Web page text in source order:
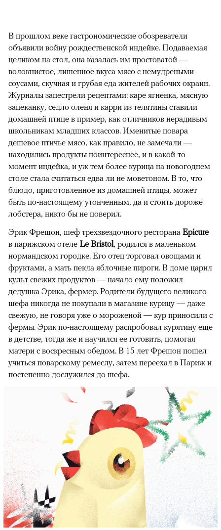
В прошлом веке гастрономические обозреватели
объявили войну рождественской индейке. Подаваемая
целиком на стол, она казалась им простоватой —
волокнистое, лишенное вкуса мясо с немудреными
соусами, скучная и грубая еда жителей рабочих окраин.
Журналы запестрели рецептами: каре ягненка, мясную
запеканку, седло оленя и карри из телятины ставили
домашней птице в пример, как отличников нерадивым
школьникам младших классов. Именитые повара
дешевое птичье мясо, как правило, не замечали —
находились продукты поинтереснее, и в какой-то
момент индейка, и уж тем более курица на новогоднем
столе стала считаться едва ли не моветоном. В то, что
блюдо, приготовленное из домашней птицы, может
быть по-настоящему утонченным, да и стоить дороже
лобстера, никто бы не поверил.
Эрик Фрешон, шеф трехзвездочного ресторана Epicure
в парижском отеле Le Bristol, родился в маленьком
нормандском городке. Его отец торговал овощами и
фруктами, а мать пекла яблочные пироги. В доме царил
культ свежих продуктов — начало ему положил
дедушка Эрика, фермер. Родители будущего великого
шефа никогда не покупали в магазине курицу — даже
свежую, не говоря уже о мороженой — кур приносили с
фермы. Эрик по-настоящему распробовал курятину еще
в детстве, тогда же и научился ее готовить, помогая
матери с воскресным обедом. В 15 лет Фрешон пошел
учиться поварскому ремеслу, затем переехал в Париж и
постепенно дослужился до шефа.